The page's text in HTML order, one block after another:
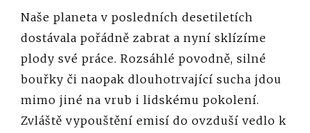
Naše planeta v posledních desetiletích
dostávala pořádně zabrat a nyní sklízíme
plody své práce. Rozsáhlé povodně, silné
bouřky či naopak dlouhotrvající sucha jdou
mimo jiné na vrub i lidskému pokolení.
Zvláště vypouštění emisí do ovzduší vedlo k